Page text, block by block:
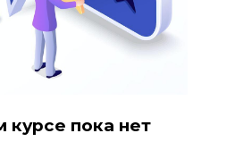
курсе пока нет